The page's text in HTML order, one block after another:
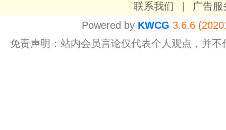
联系我们
广告服
Powered by KWCG 3.6.6
免责声明：站内会员言论仅代表个人观点，并